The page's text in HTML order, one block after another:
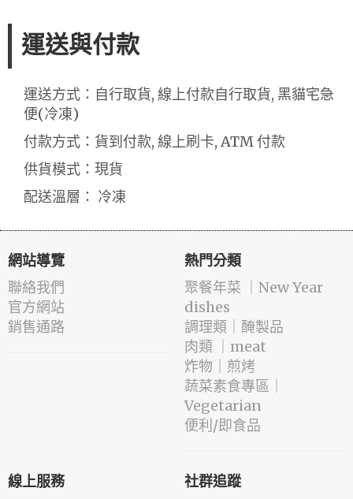
運送與付款
運送方式：自行取貨, 線上付款自行取貨, 黑貓宅急
便(冷凍)
付款方式：貨到付款, 線上刷卡, ATM 付款
供貨模式：現貨
配送溫層： 冷凍
網站導覽
聯絡我們
官方網站
銷售通路
熱門分類
️聚餐年菜 ｜New Year
dishes
️調理類｜醃製品
肉類 ｜meat
️炸物｜煎烤
蔬菜素食專區｜
Vegetarian
便利/即食品
線上服務 社群追蹤